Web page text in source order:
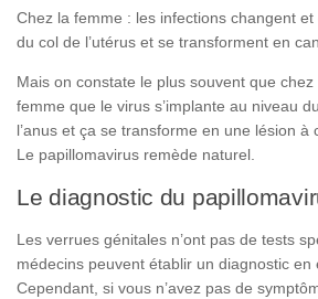
Chez la femme : les infections changent
du col de l’utérus et se transforment en
Mais on constate le plus souvent que chez
femme que le virus s’implante au niveau
l’anus et ça se transforme en une lésion à
Le papillomavirus remède naturel.
Le diagnostic du
Les verrues génitales n’ont pas de tests
médecins peuvent établir un diagnostic en
Cependant, si vous n’avez pas de